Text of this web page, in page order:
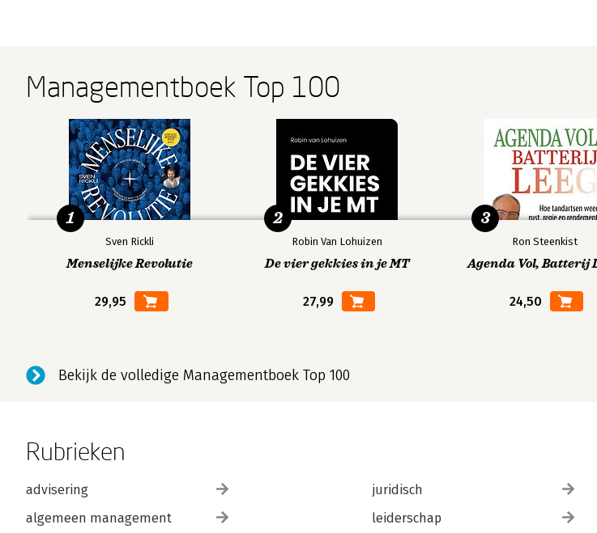
Managementboek Top 100
Sven Rickli
Menselijke Revolutie
29,95
1
Robin Van Lohuizen
De vier gekkies in je MT
27,99
2
Ron Steenkist
Agenda Vol, Batterij
24,50
3
Bekijk de volledige Managementboek Top 100
Rubrieken
advisering
algemeen management
juridisch
leiderschap